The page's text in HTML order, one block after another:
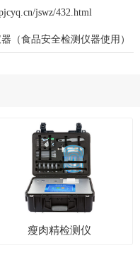
jswz/432.html
（食品安全检测仪器使用）
瘦肉精检测仪